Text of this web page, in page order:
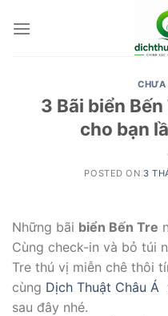
CHƯA
3 Bãi biển
cho bạn
POSTED ON 3
Những bãi biển Bến Tre
Cùng check-in và bỏ túi
Tre thú vị miễn chê thôi
cùng Dịch Thuật Châu Á
sau đây nhé.